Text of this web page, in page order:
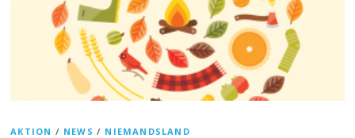
AKTION / NEWS / NIEMANDSLAND